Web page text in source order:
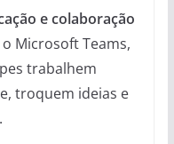
e colaboração
Microsoft Teams,
trabalhem
troquem ideias e